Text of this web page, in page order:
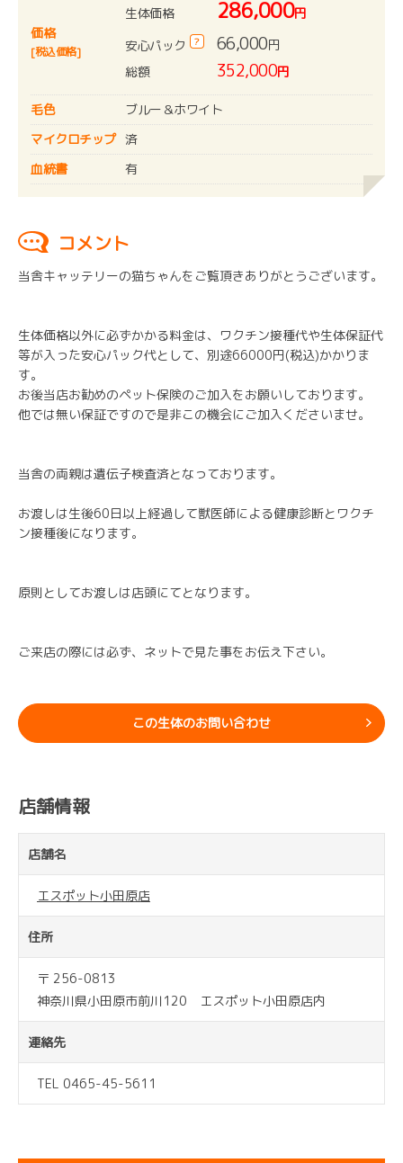
価格
[税込価格]
生体価格 286,000円
安心パック
? 66,000円
総額
352,000円
毛色
ブルー＆ホワイト
マイクロチップ 済
血統書
有
コメント
当舎キャッテリーの猫ちゃんをご覧頂きありがとうございます。
生体価格以外に必ずかかる料金は、ワクチン接種代や生体保証代
等が入った安心パック代として、別途66000円(税込)かかりま
す。
お後当店お勧めのペット保険のご加入をお願いしております。
他では無い保証ですので是非この機会にご加入くださいませ。
当舎の両親は遺伝子検査済となっております。
お渡しは生後60日以上経過して獣医師による健康診断とワクチ
ン接種後になります。
原則としてお渡しは店頭にてとなります。
ご来店の際には必ず、ネットで見た事をお伝え下さい。
この生体のお問い合わせ
店舗情報
店舗名
エスポット小田原店
住所
〒 256-0813
神奈川県小田原市前川120 エスポット小田原店内
連絡先
TEL 0465-45-5611